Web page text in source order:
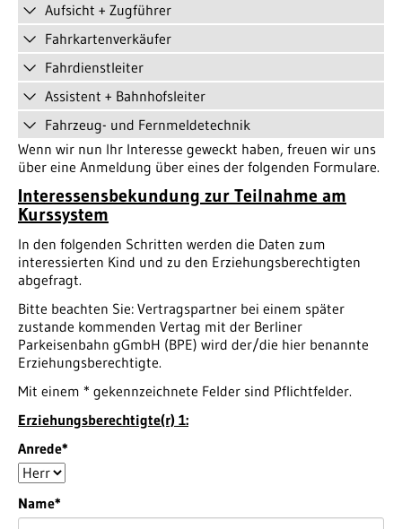
Aufsicht + Zugführer
Fahrkartenverkäufer
Fahrdienstleiter
Assistent + Bahnhofsleiter
Fahrzeug- und Fernmeldetechnik
Wenn wir nun Ihr Interesse geweckt haben, freuen wir uns
über eine Anmeldung über eines der folgenden Formulare.
Interessensbekundung zur Teilnahme am
Kurssystem
In den folgenden Schritten werden die Daten zum
interessierten Kind und zu den Erziehungsberechtigten
abgefragt.
Bitte beachten Sie: Vertragspartner bei einem später
zustande kommenden Vertag mit der Berliner
Parkeisenbahn gGmbH (BPE) wird der/die hier benannte
Erziehungsberechtigte.
Mit einem * gekennzeichnete Felder sind Pflichtfelder.
Erziehungsberechtigte(r) 1:
Pflichtfeld
Anrede*
Pflichtfeld
Name*